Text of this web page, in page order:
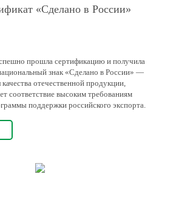
«Сделано в России»
прошла сертификацию и получила
знак «Сделано в России» —
отечественной продукции,
соответствие высоким требованиям
поддержки российского экспорта.